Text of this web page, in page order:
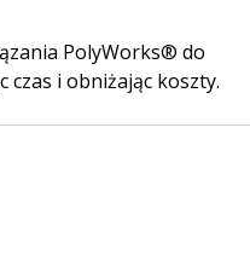
PolyWorks® do
czas i obniżając koszty.